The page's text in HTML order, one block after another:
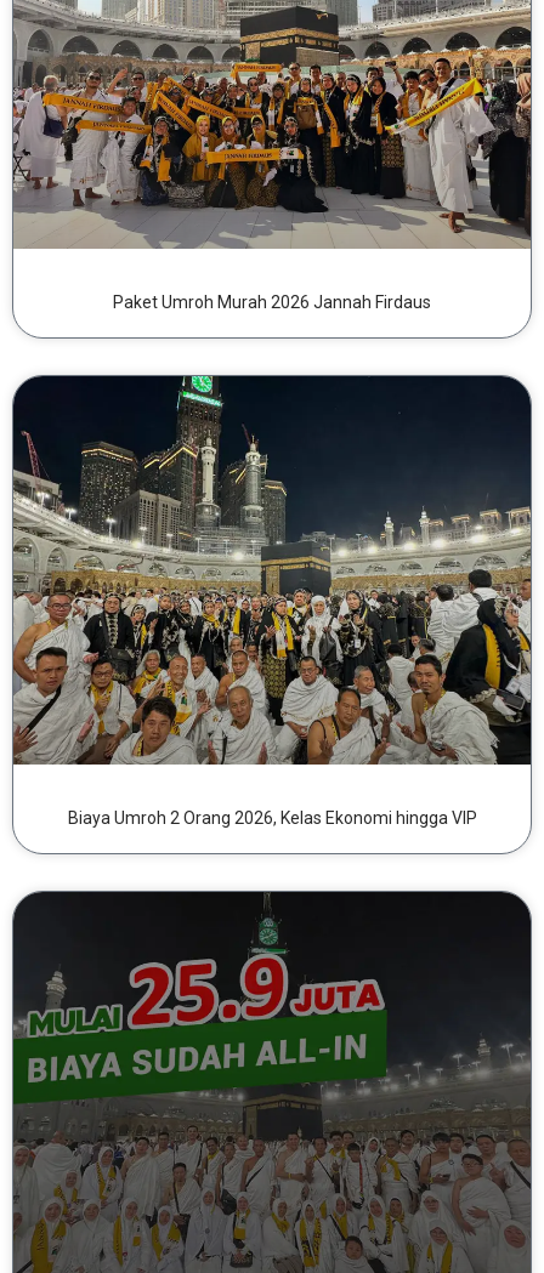
Paket Umroh Murah 2026 Jannah Firdaus
Biaya Umroh 2 Orang 2026, Kelas Ekonomi hingga VIP